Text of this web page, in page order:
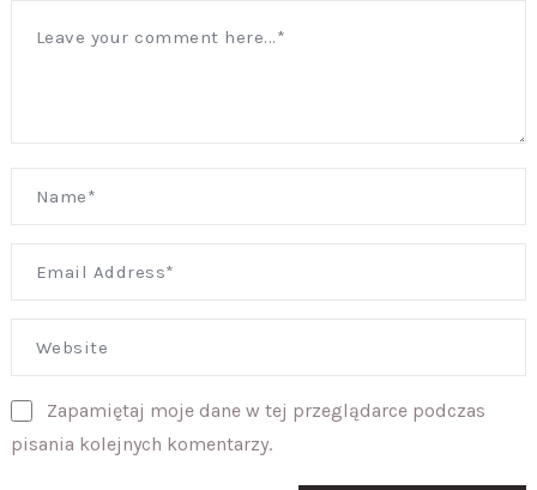
Zapamiętaj moje dane w tej przeglądarce podczas
pisania kolejnych komentarzy.